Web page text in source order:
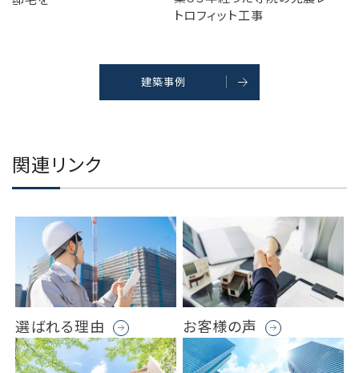
トロフィット工事
建築事例
関連リンク
選ばれる理由 お客様の声